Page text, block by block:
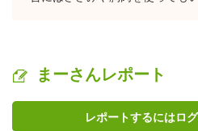
まーさんレポート
レポートするにはロ